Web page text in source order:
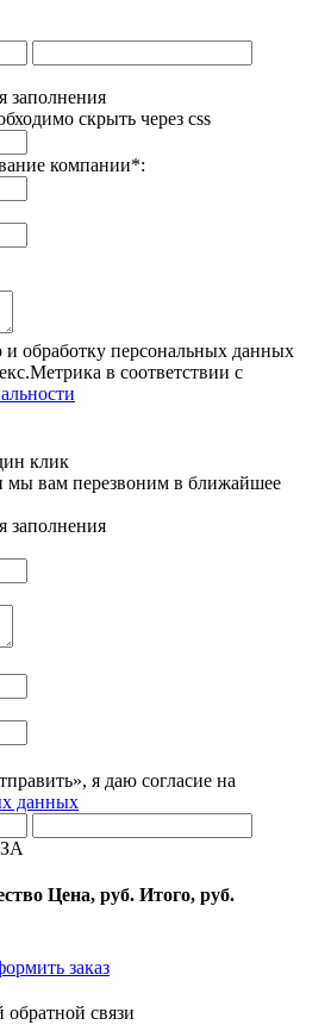
заполнения
скрыть через css
компании*:
обработку персональных данных
в соответствии с
клик
мы вам перезвоним в ближайшее
заполнения
я даю согласие на
данных
Цена, руб. Итого, руб.
заказ
связи